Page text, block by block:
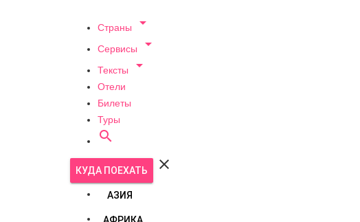
Страны 
Сервисы 
Тексты 
Отели
Билеты
Туры

КУДА ПОЕХАТЬ 
АЗИЯ
АФРИКА